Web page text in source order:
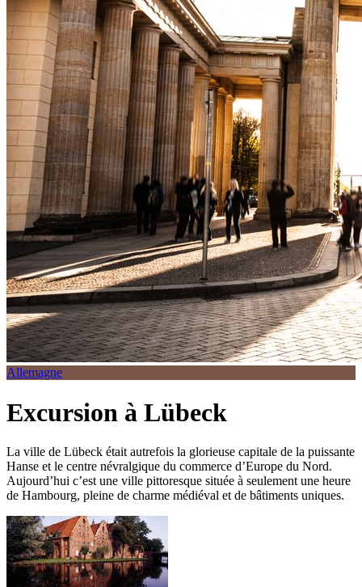
Allemagne
Excursion à Lübeck
La ville de Lübeck était autrefois la glorieuse capitale de la puissante
Hanse et le centre névralgique du commerce d’Europe du Nord.
Aujourd’hui c’est une ville pittoresque située à seulement une heure
de Hambourg, pleine de charme médiéval et de bâtiments uniques.